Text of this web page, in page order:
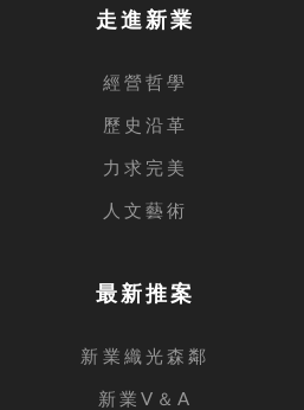
走進新業
經營哲學
歷史沿革
力求完美
人文藝術
最新推案
新業織光森鄰
新業V＆A